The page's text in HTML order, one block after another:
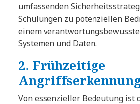
umfassenden
Schulungen zu potenziellen
einem
Systemen und Daten.
2. Frühzeitige
Von essenzieller Bedeutung ist